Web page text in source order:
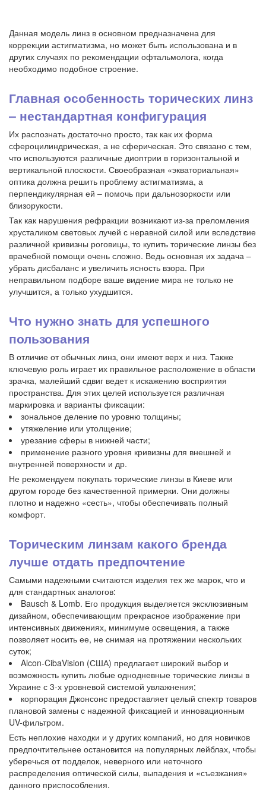
Данная модель линз в основном предназначена для
коррекции астигматизма, но может быть использована и в
других случаях по рекомендации офтальмолога, когда
необходимо подобное строение.
Главная особенность торических линз
– нестандартная конфигурация
Их распознать достаточно просто, так как их форма
сфероцилиндрическая, а не сферическая. Это связано с тем,
что используются различные диоптрии в горизонтальной и
вертикальной плоскости. Своеобразная «экваториальная»
оптика должна решить проблему астигматизма, а
перпендикулярная ей – помочь при дальнозоркости или
близорукости.
Так как нарушения рефракции возникают из-за преломления
хрусталиком световых лучей с неравной силой или вследствие
различной кривизны роговицы, то купить торические линзы без
врачебной помощи очень сложно. Ведь основная их задача –
убрать дисбаланс и увеличить ясность взора. При
неправильном подборе ваше видение мира не только не
улучшится, а только ухудшится.
Что нужно знать для успешного
пользования
В отличие от обычных линз, они имеют верх и низ. Также
ключевую роль играет их правильное расположение в области
зрачка, малейший сдвиг ведет к искажению восприятия
пространства. Для этих целей используется различная
маркировка и варианты фиксации:
зональное деление по уровню толщины;
утяжеление или утолщение;
урезание сферы в нижней части;
применение разного уровня кривизны для внешней и
внутренней поверхности и др.
Не рекомендуем покупать торические линзы в Киеве или
другом городе без качественной примерки. Они должны
плотно и надежно «сесть», чтобы обеспечивать полный
комфорт.
Торическим линзам какого бренда
лучше отдать предпочтение
Самыми надежными считаются изделия тех же марок, что и
для стандартных аналогов:
Bausch & Lomb. Его продукция выделяется эксклюзивным
дизайном, обеспечивающим прекрасное изображение при
интенсивных движениях, минимуме освещения, а также
позволяет носить ее, не снимая на протяжении нескольких
суток;
Alcon-CibaVision (США) предлагает широкий выбор и
возможность купить любые однодневные торические линзы в
Украине с 3-х уровневой системой увлажнения;
корпорация Джонсонс предоставляет целый спектр товаров
плановой замены с надежной фиксацией и инновационным
UV-фильтром.
Есть неплохие находки и у других компаний, но для новичков
предпочтительнее остановится на популярных лейблах, чтобы
уберечься от подделок, неверного или неточного
распределения оптической силы, выпадения и «съезжания»
данного приспособления.